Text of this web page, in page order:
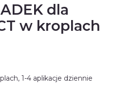
dla
w kroplach
1-4 aplikacje dziennie